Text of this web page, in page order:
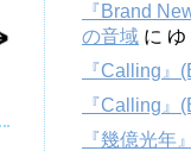
『Brand
の音域 に ゆ
『Calling』
『Calling』
『幾億光年